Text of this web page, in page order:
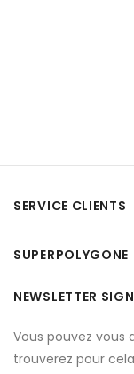
SERVICE CLIENTS
SUPERPOLYGONE
NEWSLETTER
Vous pouvez vous
trouverez pour